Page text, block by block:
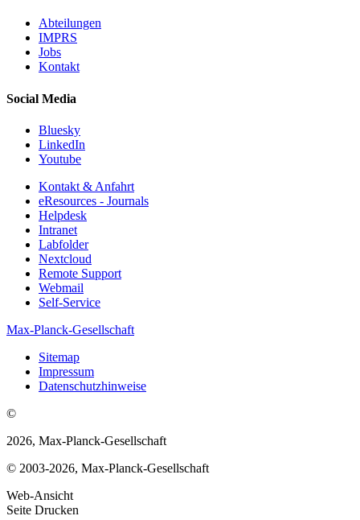
Abteilungen
IMPRS
Jobs
Kontakt
Social Media
Bluesky
LinkedIn
Youtube
Kontakt & Anfahrt
eResources - Journals
Helpdesk
Intranet
Labfolder
Nextcloud
Remote Support
Webmail
Self-Service
Max-Planck-Gesellschaft
Sitemap
Impressum
Datenschutzhinweise
©
2026, Max-Planck-Gesellschaft
© 2003-2026, Max-Planck-Gesellschaft
Web-Ansicht
Seite Drucken